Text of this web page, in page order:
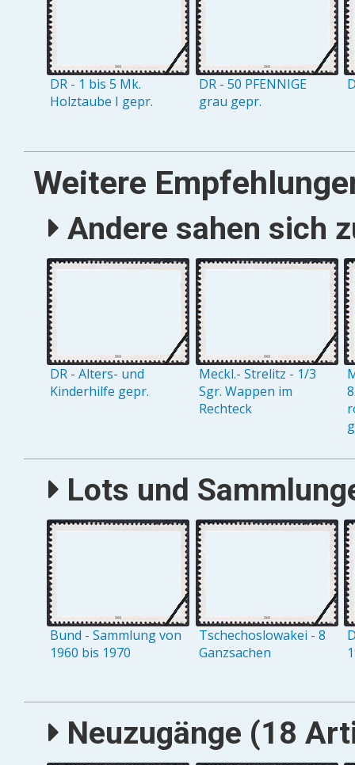
DR - 1 bis 5 Mk.
Holztaube I gepr.
DR - 50 PFENNIGE
grau gepr.
Weitere
Andere sahen sich
DR - Alters- und
Kinderhilfe gepr.
Meckl.- Strelitz - 1/3
Sgr. Wappen im
Rechteck
Lots und
Bund - Sammlung von
1960 bis 1970
Tschechoslowakei - 8
Ganzsachen
Neuzugänge (18